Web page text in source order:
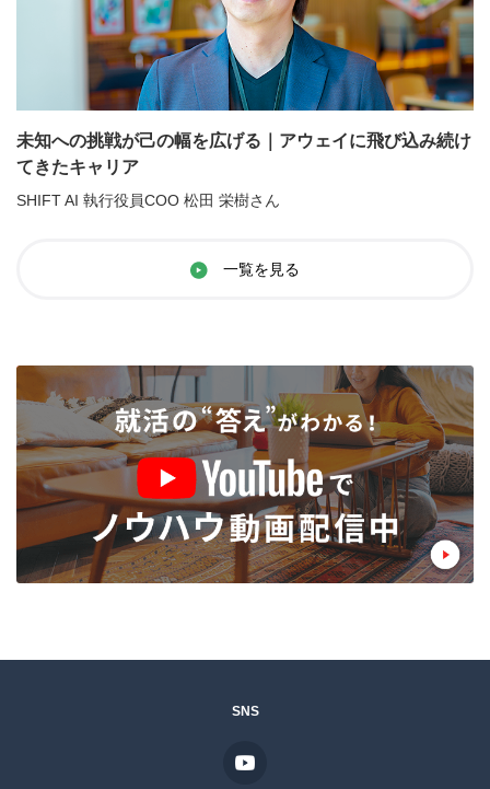
未知への挑戦が己の幅を広げる｜アウェイに飛び込み続け
てきたキャリア
SHIFT AI 執行役員COO 松田 栄樹さん
一覧を見る
SNS